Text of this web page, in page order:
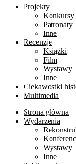
Projekty
Konkursy
Patronaty
Inne
Recenzje
Książki
Film
Wystawy
Inne
Ciekawostki
Multimedia
Strona główna
Wydarzenia
Wystawy
Inne